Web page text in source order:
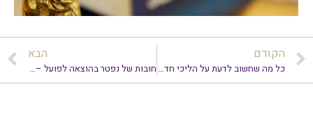
הקודם
כל מה שחשוב לדעת על הליכי חדלות פירעון בישראל: המדריך המלא!
הבא
חובות של נפטר בהוצאה לפועל – מה רשם ההוצאה לפועל צפוי לפסוק עם היוודע על מות החייב?